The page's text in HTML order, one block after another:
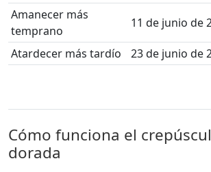
Amanecer más
temprano
11 de junio de
Atardecer más tardío 23 de junio de
Cómo funciona el
dorada